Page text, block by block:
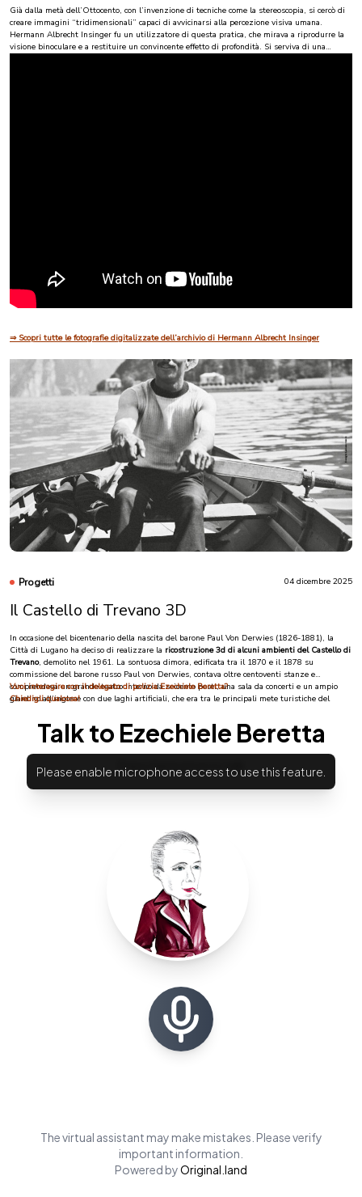
Già dalla metà dell’Ottocento, con l’invenzione di tecniche come la stereoscopia, si cercò di
creare immagini “tridimensionali” capaci di avvicinarsi alla percezione visiva umana.
Hermann Albrecht Insinger fu un utilizzatore di questa pratica, che mirava a riprodurre la
visione binoculare e a restituire un convincente effetto di profondità. Si serviva di una
⇒ Scopri tutte le fotografie digitalizzate dell’archivio di Hermann Albrecht Insinger
Progetti
04 dicembre 2025
Il Castello di Trevano 3D
In occasione del bicentenario della nascita del barone Paul Von Derwies (1826-1881), la
Città di Lugano ha deciso di realizzare la ricostruzione 3d di alcuni ambienti del Castello di
Trevano, demolito nel 1961. La sontuosa dimora, edificata tra il 1870 e il 1878 su
commissione del barone russo Paul von Derwies, contava oltre centoventi stanze e
comprendeva un grande teatro interno da seicento posti, una sala da concerti e un ampio
giardino all’inglese con due laghi artificiali, che era tra le principali mete turistiche del
Nato a San Pietroburgo da una famiglia tedesca di origine baltica, Von Derwies fu
promotore culturale. Giunto in Ticino intorno al 1865, scelse la collina di Trevano come
luogo ideale dove stabilire la sua residenza monumentale, destinata a divenire un simbolo
della sua visione cosmopolita e della sua passione per l’arte e la musica.
Secure Farm ed Extensa, è arricchita da tavole artistiche e animazioni dell’artista
, mentre il percorso narrativo è animato da un modello
linguistico di intelligenza artificiale sviluppato da Roberto Gorini
grazie alla preziosa collaborazione dello scrittoreDario Galimberti
letterario Ezechiele Beretta, che funge da guida virtuale all’interno dell’esperienza
Vuoi interagire con il delegato di polizia Ezechiele Beretta?
Chiedigli qualcosa!